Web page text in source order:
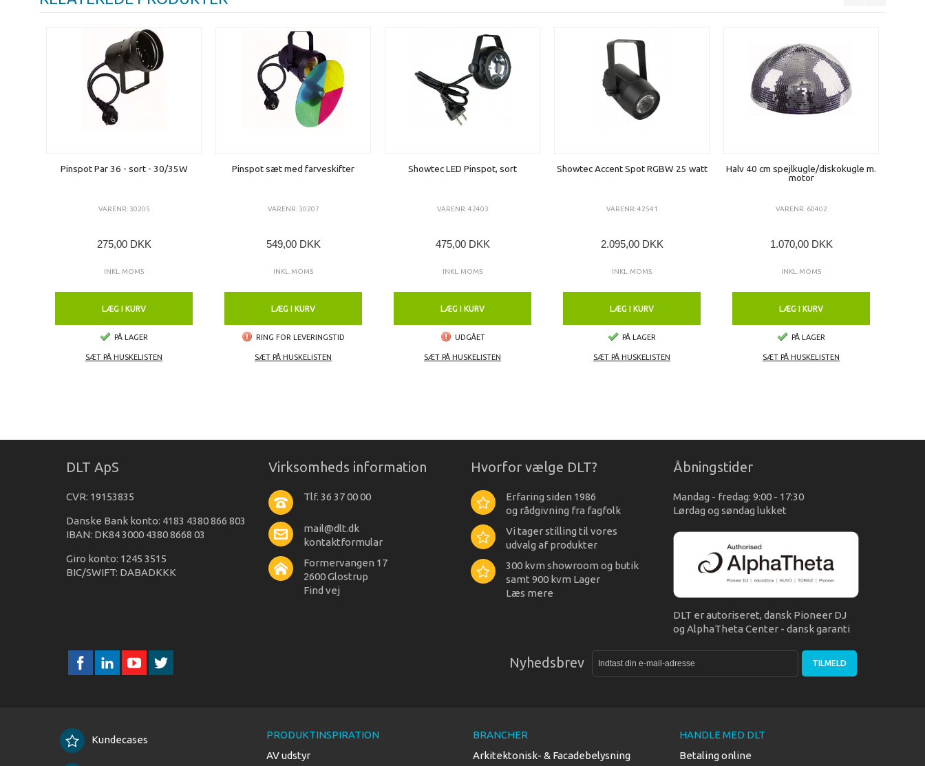
Pinspot Par 36 - sort - 30/35W
VARENR: 30205
275,00 DKK
INKL. MOMS
LÆG I KURV
PÅ LAGER
SÆT PÅ HUSKELISTEN
Pinspot sæt med farveskifter
VARENR: 30207
549,00 DKK
INKL. MOMS
LÆG I KURV
RING FOR LEVERINGSTID
SÆT PÅ HUSKELISTEN
Showtec LED Pinspot, sort
VARENR: 42403
475,00 DKK
INKL. MOMS
LÆG I KURV
UDGÅET
SÆT PÅ HUSKELISTEN
Showtec Accent Spot RGBW 25 watt
VARENR: 42541
2.095,00 DKK
INKL. MOMS
LÆG I KURV
PÅ LAGER
SÆT PÅ HUSKELISTEN
Halv 40 cm spejlkugle/diskokugle m.
motor
VARENR: 60402
1.070,00 DKK
INKL. MOMS
LÆG I KURV
PÅ LAGER
SÆT PÅ HUSKELISTEN
DLT ApS
CVR: 19153835
Danske Bank konto: 4183 4380 866 803
IBAN: DK84 3000 4380 8668 03
Giro konto: 1245 3515
BIC/SWIFT: DABADKKK
Virksomheds information
Tlf. 36 37 00 00
mail@dlt.dk
kontaktformular
Formervangen 17
2600 Glostrup
Find vej
Hvorfor vælge DLT?
Erfaring siden 1986
og rådgivning fra fagfolk
Vi tager stilling til vores
udvalg af produkter
300 kvm showroom og butik
samt 900 kvm Lager
Læs mere
Åbningstider
Mandag - fredag: 9:00 - 17:30
Lørdag og søndag lukket
DLT er autoriseret, dansk Pioneer DJ
og AlphaTheta Center - dansk garanti
Nyhedsbrev TILMELD
Kundecases
PRODUKTINSPIRATION
AV udstyr
BRANCHER
Arkitektonisk- & Facadebelysning
HANDLE MED DLT
Betaling online